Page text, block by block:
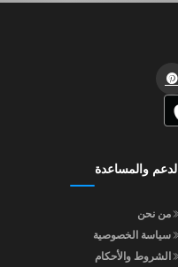
الدعم والمساعدة
من نحن
سياسة الخصوصية
الشروط والأحكام